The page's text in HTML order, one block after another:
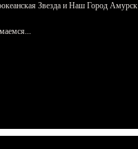
Звезда и Наш Город Амурск